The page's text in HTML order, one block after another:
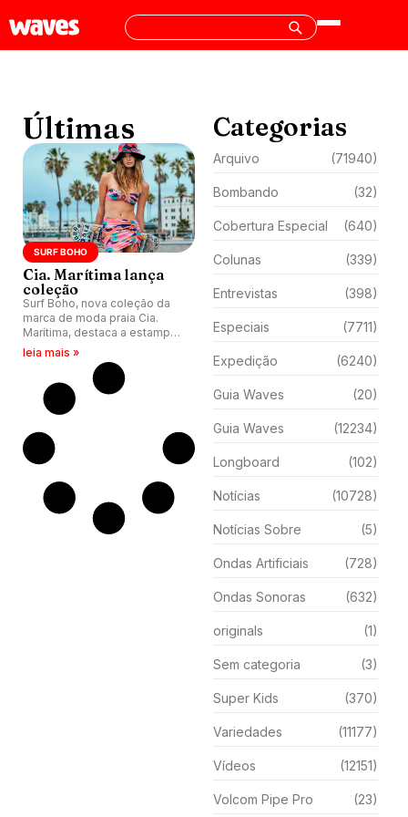
Últimas
SURF BOHO
Cia. Marítima lança
coleção
Surf Boho, nova coleção da
marca de moda praia Cia.
Marítima, destaca a estampa
Wave, uma exclusividade
inspirada em ondas coloridas
leia mais »
Categorias
Arquivo (71940)
Bombando (32)
Cobertura Especial (640)
Colunas (339)
Entrevistas (398)
Especiais (7711)
Expedição (6240)
Guia Waves (20)
Guia Waves (12234)
Longboard (102)
Notícias (10728)
Notícias Sobre (5)
Ondas Artificiais (728)
Ondas Sonoras (632)
originals (1)
Sem categoria (3)
Super Kids (370)
Variedades (11177)
Vídeos (12151)
Volcom Pipe Pro (23)